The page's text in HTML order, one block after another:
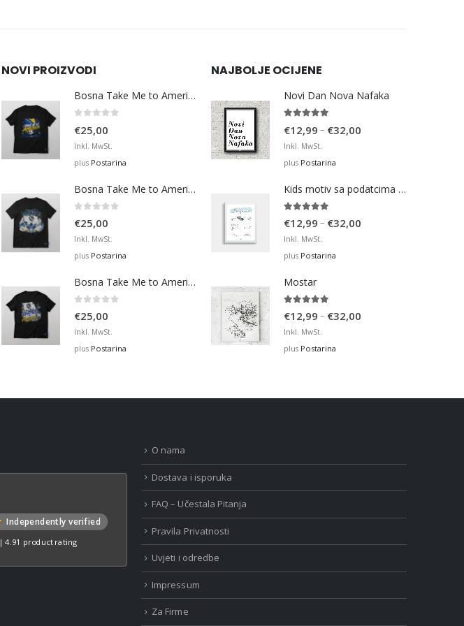
NOVI PROIZVODI
Bosna Take Me to America Navijačka Majica 3
€25,00
Inkl. MwSt.
plus Postarina
Bosna Take Me to America Navijačka Majica 4
€25,00
Inkl. MwSt.
plus Postarina
Bosna Take Me to America Navijačka Majica 2
€25,00
Inkl. MwSt.
plus Postarina
NAJBOLJE OCIJENE
Novi Dan Nova Nafaka
€12,99 – €32,00
€32,00
Inkl. MwSt.
plus Postarina
Kids motiv sa podatcima rođenja 3
€12,99 – €32,00
Inkl. MwSt.
plus Postarina
Mostar
€12,99 – €32,00
Inkl. MwSt.
plus Postarina
Independently verified
|4.91 product rating
O nama
Dostava i isporuka
FAQ – Učestala Pitanja
Pravila Privatnosti
Uvjeti i odredbe
Impressum
Za Firme